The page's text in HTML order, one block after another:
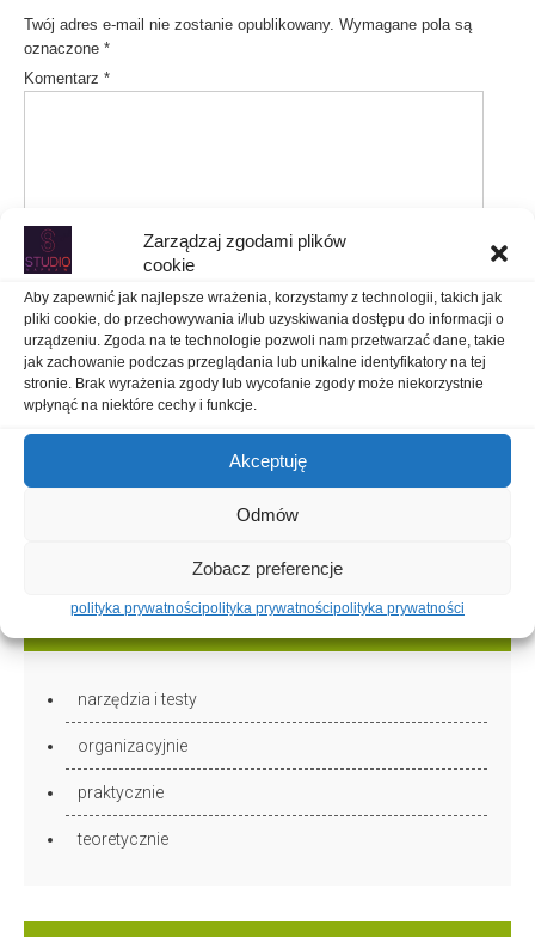
Zarządzaj zgodami plików
cookie
Aby zapewnić jak najlepsze wrażenia, korzystamy z technologii, takich jak
pliki cookie, do przechowywania i/lub uzyskiwania dostępu do informacji o
urządzeniu. Zgoda na te technologie pozwoli nam przetwarzać dane, takie
jak zachowanie podczas przeglądania lub unikalne identyfikatory na tej
stronie. Brak wyrażenia zgody lub wycofanie zgody może niekorzystnie
wpłynąć na niektóre cechy i funkcje.
Akceptuję
Odmów
Zobacz preferencje
polityka prywatnościpolityka prywatnościpolityka prywatności
Twój adres e-mail nie zostanie opublikowany. Wymagane pola są
oznaczone *
Komentarz *
Nazwa
Adres e-mail*
Witryna internetowa
Zapamiętaj moje dane w tej przeglądarce podczas pisania kolejnych
Category
narzędzia i testy
organizacyjnie
praktycznie
teoretycznie